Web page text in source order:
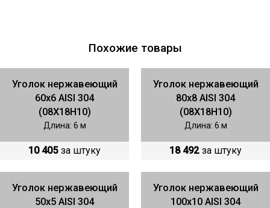
Похожие товары
Уголок нержавеющий
60х6 AISI 304
(08Х18Н10)
Длина: 6 м
10 405 за штуку
Уголок нержавеющий
80х8 AISI 304
(08Х18Н10)
Длина: 6 м
18 492 за штуку
Уголок нержавеющий
50х5 AISI 304
Уголок нержавеющий
100х10 AISI 304